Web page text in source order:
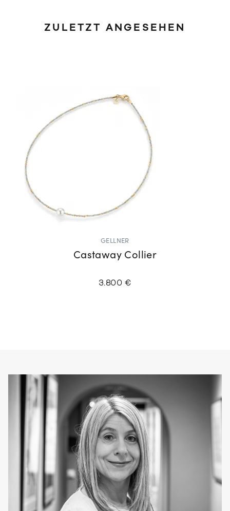
ZULETZT ANGESEHEN
GELLNER
Castaway Collier
3.800 €